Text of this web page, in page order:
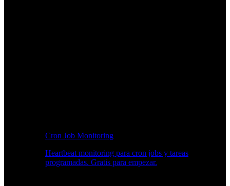
Cron Job Monitoring
Heartbeat monitoring para cron jobs y tareas
programadas. Gratis para empezar.